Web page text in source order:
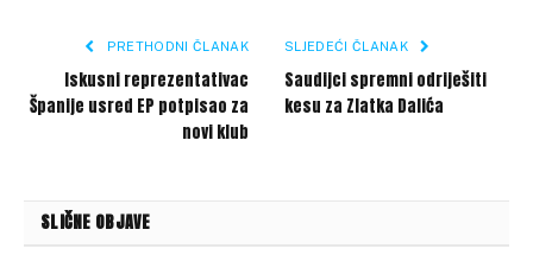
PRETHODNI ČLANAK
Iskusni reprezentativac
Španije usred EP potpisao za
novi klub
SLJEDEĆI ČLANAK
Saudijci spremni odriješiti
kesu za Zlatka Dalića
SLIČNE OBJAVE